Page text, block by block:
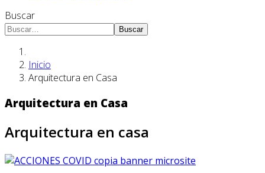
Buscar
Buscar
Inicio
Arquitectura en Casa
Arquitectura en Casa
Arquitectura en casa